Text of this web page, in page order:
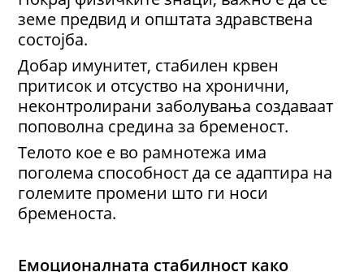
земе предвид и општата здравствена
состојба.
Добар имунитет, стабилен крвен
притисок и отсуство на хронични,
неконтролирани заболувања создаваат
поповолна средина за бременост.
Телото кое е во рамнотежа има
поголема способност да се адаптира на
големите промени што ги носи
бременоста.
Емоционалната стабилност како